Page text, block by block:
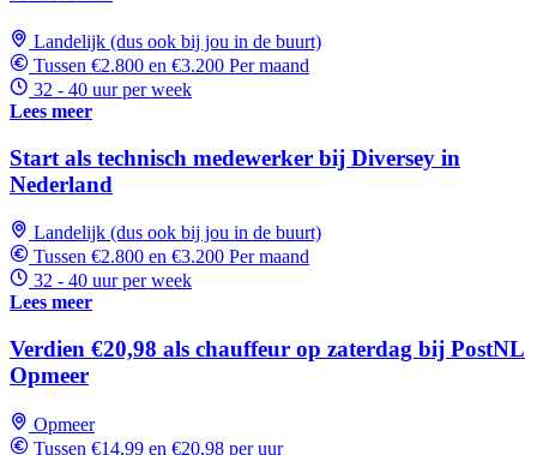
Landelijk (dus ook bij jou in de buurt)
Tussen €2.800 en €3.200 Per maand
32 - 40 uur per week
Lees meer
Start als technisch medewerker bij Diversey in
Nederland
Landelijk (dus ook bij jou in de buurt)
Tussen €2.800 en €3.200 Per maand
32 - 40 uur per week
Lees meer
Verdien €20,98 als chauffeur op zaterdag bij PostNL
Opmeer
Opmeer
Tussen €14,99 en €20,98 per uur